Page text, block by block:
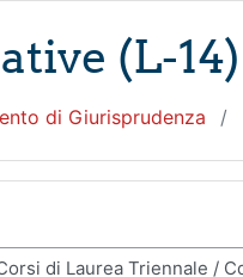
(L-14)
di Giurisprudenza